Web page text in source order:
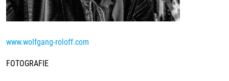
www.wolfgang-roloff.com
FOTOGRAFIE